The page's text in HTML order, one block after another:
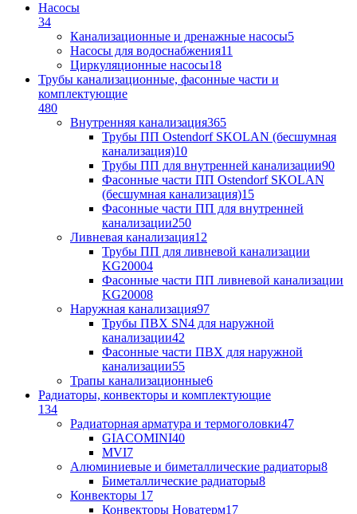
Насосы
34
Канализационные и дренажные насосы5
Насосы для водоснабжения11
Циркуляционные насосы18
Трубы канализационные, фасонные части и
комплектующие
480
Внутренняя канализация365
Трубы ПП Ostendorf SKOLAN (бесшумная
канализация)10
Трубы ПП для внутренней канализации90
Фасонные части ПП Ostendorf SKOLAN
(бесшумная канализация)15
Фасонные части ПП для внутренней
канализации250
Ливневая канализация12
Трубы ПП для ливневой канализации
KG20004
Фасонные части ПП ливневой канализации
KG20008
Наружная канализация97
Трубы ПВХ SN4 для наружной
канализации42
Фасонные части ПВХ для наружной
канализации55
Трапы канализационные6
Радиаторы, конвекторы и комплектующие
134
Радиаторная арматура и термоголовки47
GIACOMINI40
MVI7
Алюминиевые и биметаллические радиаторы8
Биметаллические радиаторы8
Конвекторы 17
Конвекторы Новатерм17